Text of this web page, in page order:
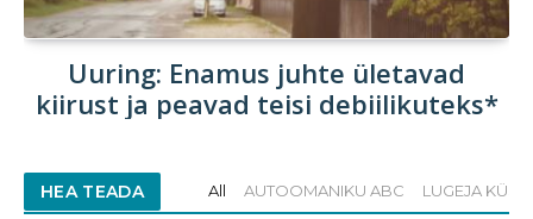
Uuring: Enamus juhte ületavad
kiirust ja peavad teisi debiilikuteks*
HEA TEADA All AUTOOMANIKU ABC LUGEJA